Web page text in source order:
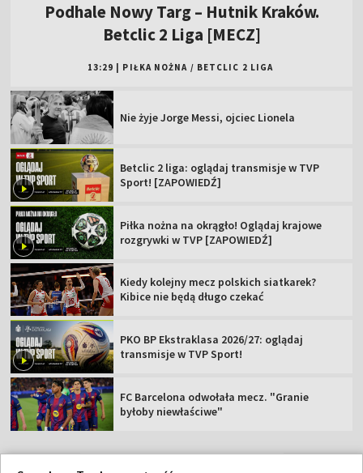
Podhale Nowy Targ – Hutnik Kraków.
Betclic 2 Liga [MECZ]
13:29 PIŁKA NOŻNA / BETCLIC 2 LIGA
Nie żyje Jorge Messi, ojciec Lionela
Betclic 2 liga: oglądaj transmisje w TVP
Sport! [ZAPOWIEDŹ]
Piłka nożna na okrągło! Oglądaj krajowe
rozgrywki w TVP [ZAPOWIEDŹ]
Kiedy kolejny mecz polskich siatkarek?
Kibice nie będą długo czekać
PKO BP Ekstraklasa 2026/27: oglądaj
transmisje w TVP Sport!
FC Barcelona odwołała mecz. "Granie
byłoby niewłaściwe"